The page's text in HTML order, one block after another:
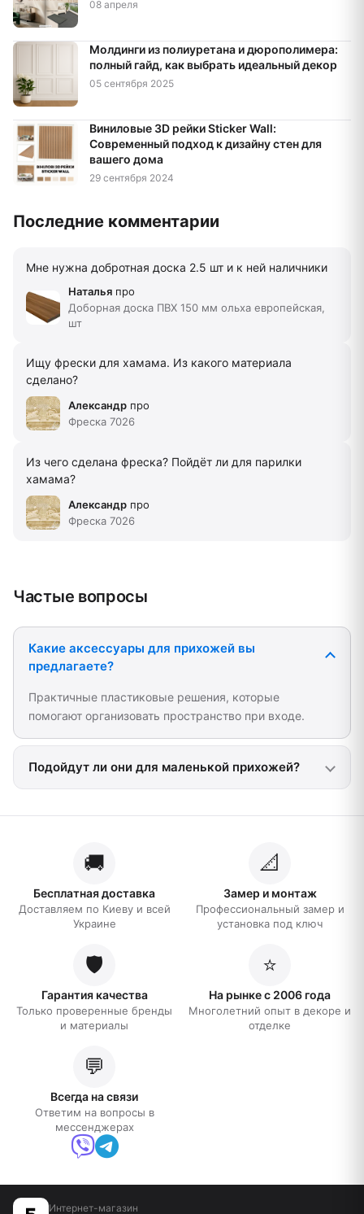
08 апреля
Молдинги из полиуретана и дюрополимера:
полный гайд, как выбрать идеальный декор
05 сентября 2025
Виниловые 3D рейки Sticker Wall:
Современный подход к дизайну стен для
вашего дома
29 сентября 2024
Последние комментарии
Мне нужна добротная доска 2.5 шт и к ней наличники
Наталья про
Доборная доска ПВХ 150 мм ольха европейская,
шт
Ищу фрески для хамама. Из какого материала
сделано?
Александр про
Фреска 7026
Из чего сделана фреска? Пойдёт ли для парилки
хамама?
Александр про
Фреска 7026
Частые вопросы
Какие аксессуары для прихожей вы
предлагаете?
Практичные пластиковые решения, которые
помогают организовать пространство при входе.
Подойдут ли они для маленькой прихожей?
🚚
Бесплатная доставка
Доставляем по Киеву и всей
Украине
📐
Замер и монтаж
Профессиональный замер и
установка под ключ
🛡️
Гарантия качества
Только проверенные бренды
и материалы
⭐
На рынке с 2006 года
Многолетний опыт в декоре и
отделке
💬
Всегда на связи
Ответим на вопросы в
мессенджерах
Интернет-магазин